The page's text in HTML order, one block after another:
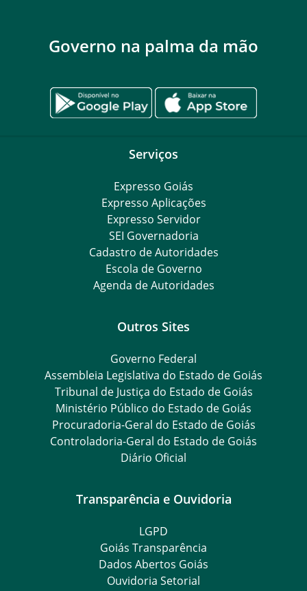
Governo na palma da mão
Serviços
Expresso Goiás
Expresso Aplicações
Expresso Servidor
SEI Governadoria
Cadastro de Autoridades
Escola de Governo
Agenda de Autoridades
Outros Sites
Governo Federal
Assembleia Legislativa do Estado de Goiás
Tribunal de Justiça do Estado de Goiás
Ministério Público do Estado de Goiás
Procuradoria-Geral do Estado de Goiás
Controladoria-Geral do Estado de Goiás
Diário Oficial
Transparência e Ouvidoria
LGPD
Goiás Transparência
Dados Abertos Goiás
Ouvidoria Setorial